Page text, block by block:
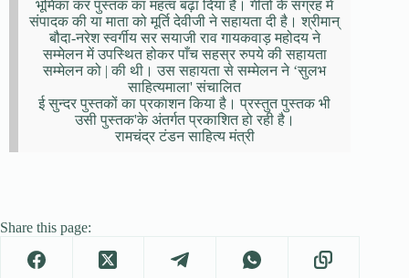
भूमिका कर पुस्तक का महत्व बढ़ा दिया है। गीतों के संग्रह में
संपादक की या माता को मूर्ति देवीजी ने सहायता दी है। श्रीमान्
बौदा-नरेश स्वर्गीय सर सयाजी राव गायकवाड़ महोदय ने
सम्मेलन में उपस्थित होकर पाँच सहस्र रुपये की सहायता
सम्मेलन को | की थी। उस सहायता से सम्मेलन ने ‘सुलभ
साहित्यमाला' संचालित
ई सुन्दर पुस्तकों का प्रकाशन किया है। प्रस्तुत पुस्तक भी
उसी पुस्तक'के अंतर्गत प्रकाशित हो रही है।
रामचंद्र टंडन साहित्य मंत्री
Share this page: